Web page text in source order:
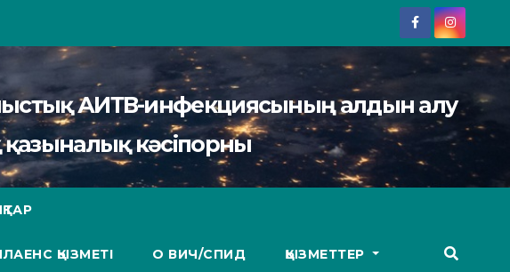
АИТВ-инфекциясының алдын алу
кәсіпорны
ҚЫЗМЕТІ О ВИЧ/СПИД ҚЫЗМЕТТЕР